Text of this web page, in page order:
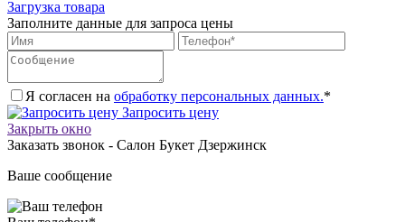
Загрузка товара
Заполните данные для запроса цены
Я согласен на обработку персональных данных.*
Запросить цену
Закрыть окно
Заказать звонок - Салон Букет Дзержинск
Ваше сообщение